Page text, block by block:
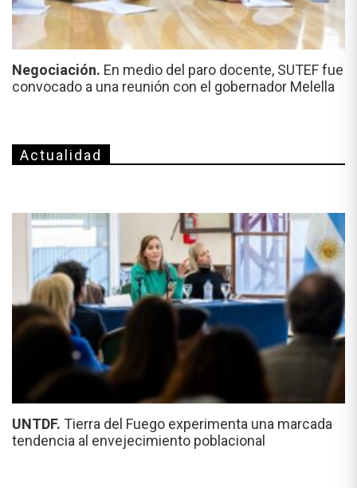
Negociación. En medio del paro docente, SUTEF fue
convocado a una reunión con el gobernador Melella
Actualidad
UNTDF. Tierra del Fuego experimenta una marcada
tendencia al envejecimiento poblacional